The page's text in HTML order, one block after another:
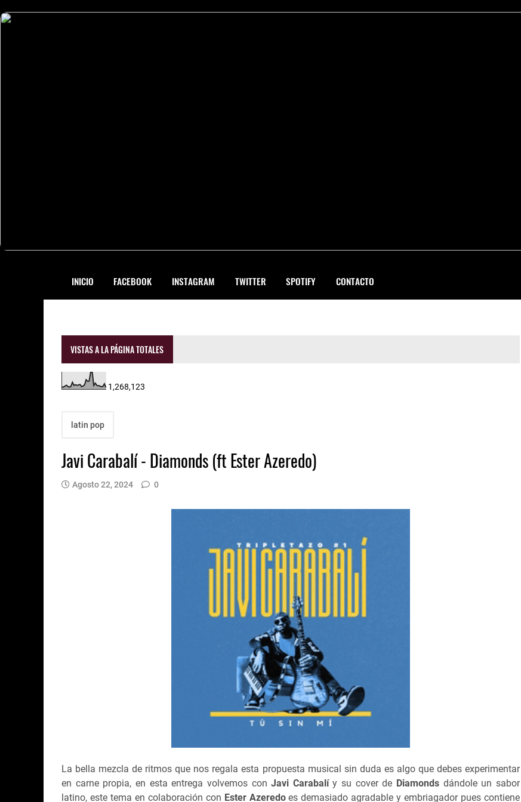
INICIO FACEBOOK INSTAGRAM TWITTER SPOTIFY CONTACTO
VISTAS A LA PÁGINA TOTALES
1,268,123
latin pop
Javi Carabalí - Diamonds (ft Ester Azeredo)
Agosto 22, 2024 0
La bella mezcla de ritmos que nos regala esta propuesta musical sin duda es algo que debes experimentar
en carne propia, en esta entrega volvemos conJavi Carabalíy su cover de Diamonds dándole un sabor
latino, este tema en colaboración con Ester Azeredoes demasiado agradable y embriagador pues contiene